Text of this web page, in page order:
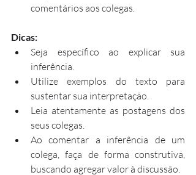
comentários aos colegas.
Dicas:
Seja específico ao explicar sua
inferência.
Utilize exemplos do texto para
sustentar sua interpretação.
Leia atentamente as postagens dos
seus colegas.
Ao comentar a inferência de um
colega, faça de forma construtiva,
buscando agregar valor à discussão.